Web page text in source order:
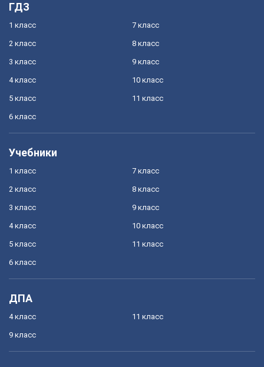
ГДЗ
1 класс
2 класс
3 класс
4 класс
5 класс
6 класс
7 класс
8 класс
9 класс
10 класс
11 класс
Учебники
1 класс
2 класс
3 класс
4 класс
5 класс
6 класс
7 класс
8 класс
9 класс
10 класс
11 класс
ДПА
4 класс
9 класс
11 класс